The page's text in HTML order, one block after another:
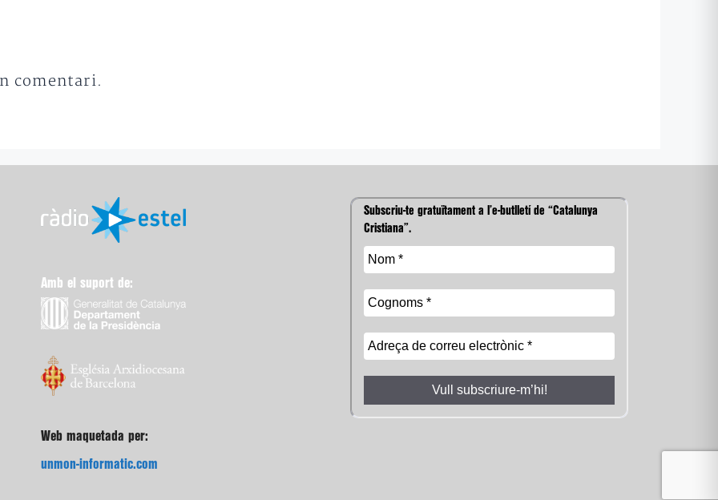
comentari.
Amb el suport de:
Web maquetada per:
unmon-informatic.com
Subscriu-te gratuïtament a l’e-butlletí de “Catalunya
Cristiana”.